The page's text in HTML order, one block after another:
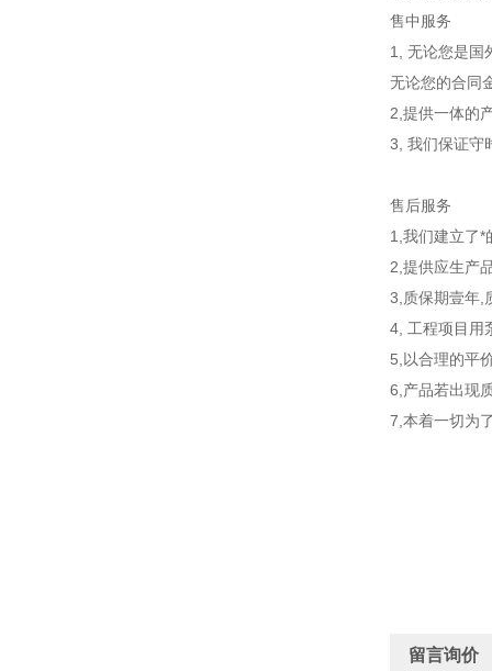
售中服务
1, 无论您是国
无论您的合同
2,提供一体的
3, 我们保证守
售后服务
1,我们建立了*
2,提供应生产
3,质保期壹年,
4, 工程项目用
5,以合理的平
6,产品若出现
7,本着一切为
留言询价